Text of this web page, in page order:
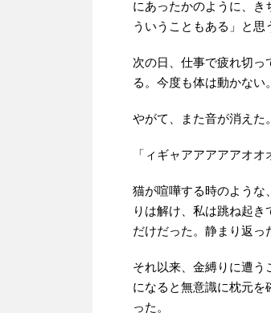
にあったかのように、
ういうこともある」と思
次の日、仕事で疲れ切
る。今度も体は動かない
やがて、また音が消えた
「ィギャアアアアアオオ
猫が喧嘩する時のような
りは解け、私は跳ね起
だけだった。静まり返っ
それ以来、金縛りに遭
になると無意識に枕元
った。